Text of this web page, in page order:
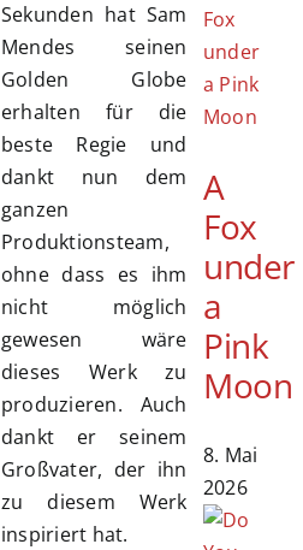
Sekunden hat Sam
Mendes seinen
Golden Globe
erhalten für die
beste Regie und
dankt nun dem
ganzen
Produktionsteam,
ohne dass es ihm
nicht möglich
gewesen wäre
dieses Werk zu
produzieren. Auch
dankt er seinem
Großvater, der ihn
zu diesem Werk
inspiriert hat.
A
Fox
under
a
Pink
Moon
8. Mai
2026